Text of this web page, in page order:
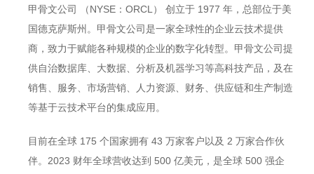
甲骨文公司 （NYSE：ORCL） 创立于 1977 年，总部位于美
国德克萨斯州。甲骨文公司是一家全球性的企业云技术提供
商，致力于赋能各种规模的企业的数字化转型。甲骨文公司提
供自治数据库、大数据、分析及机器学习等高科技产品，及在
销售、服务、市场营销、人力资源、财务、供应链和生产制造
等基于云技术平台的集成应用。
目前在全球 175 个国家拥有 43 万家客户以及 2 万家合作伙
伴。2023 财年全球营收达到 500 亿美元，是全球 500 强企